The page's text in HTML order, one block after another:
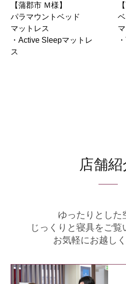
【蒲郡市 Ｍ様】
パラマウントベッド
マットレス
・Active Sleepマットレ
ス
店舗紹
ゆったりとした
じっくりと寝具をご覧
お気軽にお越しく